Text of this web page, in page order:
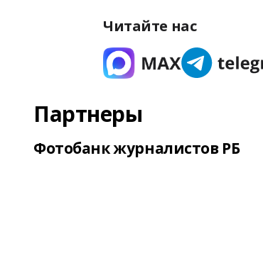
Читайте нас
Партнеры
Фотобанк журналистов РБ